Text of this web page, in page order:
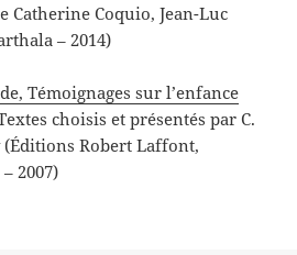
Catherine Coquio, Jean-Luc
– 2014)
Témoignages sur l’enfance
choisis et présentés par C.
Robert Laffont,
2007)